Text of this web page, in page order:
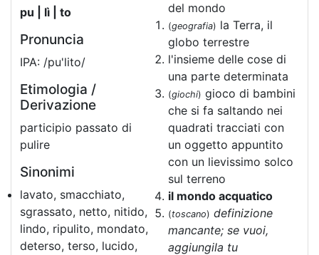
pu | lì | to
Pronuncia
IPA: /pu'lito/
Etimologia /
Derivazione
participio passato di
pulire
Sinonimi
lavato, smacchiato,
sgrassato, netto, nitido,
lindo, ripulito, mondato,
deterso, terso, lucido,
del mondo
(geografia) la Terra, il
globo terrestre
l'insieme delle cose di
una parte determinata
(giochi) gioco di bambini
che si fa saltando nei
quadrati tracciati con
un oggetto appuntito
con un lievissimo solco
sul terreno
il mondo acquatico
(toscano) definizione
mancante; se vuoi,
aggiungila tu